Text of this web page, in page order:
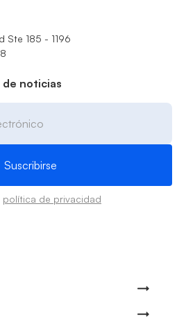
Ste 185 - 1196
noticias
política de privacidad